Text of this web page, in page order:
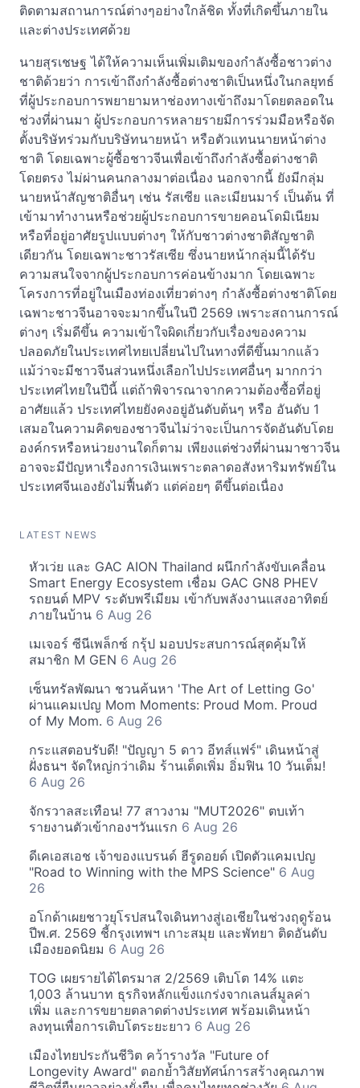
ติดตามสถานการณ์ต่างๆอย่างใกล้ชิด ทั้งที่เกิดขึ้นภายใน
และต่างประเทศด้วย
นายสุรเชษฐ ได้ให้ความเห็นเพิ่มเติมของกำลังซื้อชาวต่าง
ชาติด้วยว่า การเข้าถึงกำลังซื้อต่างชาติเป็นหนึ่งในกลยุทธ์
ที่ผู้ประกอบการพยายามหาช่องทางเข้าถึงมาโดยตลอดใน
ช่วงที่ผ่านมา ผู้ประกอบการหลายรายมีการร่วมมือหรือจัด
ตั้งบริษัทร่วมกับบริษัทนายหน้า หรือตัวแทนนายหน้าต่าง
ชาติ โดยเฉพาะผู้ซื้อชาวจีนเพื่อเข้าถึงกำลังซื้อต่างชาติ
โดยตรง ไม่ผ่านคนกลางมาต่อเนื่อง นอกจากนี้ ยังมีกลุ่ม
นายหน้าสัญชาติอื่นๆ เช่น รัสเซีย และเมียนมาร์ เป็นต้น ที่
เข้ามาทำงานหรือช่วยผู้ประกอบการขายคอนโดมิเนียม
หรือที่อยู่อาศัยรูปแบบต่างๆ ให้กับชาวต่างชาติสัญชาติ
เดียวกัน โดยเฉพาะชาวรัสเซีย ซึ่งนายหน้ากลุ่มนี้ได้รับ
ความสนใจจากผู้ประกอบการค่อนข้างมาก โดยเฉพาะ
โครงการที่อยู่ในเมืองท่องเที่ยวต่างๆ กำลังซื้อต่างชาติโดย
เฉพาะชาวจีนอาจจะมากขึ้นในปี 2569 เพราะสถานการณ์
ต่างๆ เริ่มดีขึ้น ความเข้าใจผิดเกี่ยวกับเรื่องของความ
ปลอดภัยในประเทศไทยเปลี่ยนไปในทางที่ดีขึ้นมากแล้ว
แม้ว่าจะมีชาวจีนส่วนหนึ่งเลือกไปประเทศอื่นๆ มากกว่า
ประเทศไทยในปีนี้ แต่ถ้าพิจารณาจากความต้องซื้อที่อยู่
อาศัยแล้ว ประเทศไทยยังคงอยู่อันดับต้นๆ หรือ อันดับ 1
เสมอในความคิดของชาวจีนไม่ว่าจะเป็นการจัดอันดับโดย
องค์กรหรือหน่วยงานใดก็ตาม เพียงแต่ช่วงที่ผ่านมาชาวจีน
อาจจะมีปัญหาเรื่องการเงินเพราะตลาดอสังหาริมทรัพย์ใน
ประเทศจีนเองยังไม่ฟื้นตัว แต่ค่อยๆ ดีขึ้นต่อเนื่อง
LATEST NEWS
หัวเว่ย และ GAC AION Thailand ผนึกกำลังขับเคลื่อน
Smart Energy Ecosystem เชื่อม GAC GN8 PHEV
รถยนต์ MPV ระดับพรีเมียม เข้ากับพลังงานแสงอาทิตย์
ภายในบ้าน 6 Aug 26
เมเจอร์ ซีนีเพล็กซ์ กรุ้ป มอบประสบการณ์สุดคุ้มให้
สมาชิก M GEN 6 Aug 26
เซ็นทรัลพัฒนา ชวนค้นหา 'The Art of Letting Go'
ผ่านแคมเปญ Mom Moments: Proud Mom. Proud
of My Mom. 6 Aug 26
กระแสตอบรับดี! "ปัญญา 5 ดาว อีทส์แฟร์" เดินหน้าสู่
ฝั่งธนฯ จัดใหญ่กว่าเดิม ร้านเด็ดเพิ่ม อิ่มฟิน 10 วันเต็ม!
6 Aug 26
จักรวาลสะเทือน! 77 สาวงาม "MUT2026" ตบเท้า
รายงานตัวเข้ากองฯวันแรก 6 Aug 26
ดีเคเอสเอช เจ้าของแบรนด์ ฮีรูดอยด์ เปิดตัวแคมเปญ
"Road to Winning with the MPS Science" 6 Aug
26
อโกด้าเผยชาวยุโรปสนใจเดินทางสู่เอเชียในช่วงฤดูร้อน
ปีพ.ศ. 2569 ชี้กรุงเทพฯ เกาะสมุย และพัทยา ติดอันดับ
เมืองยอดนิยม 6 Aug 26
TOG เผยรายได้ไตรมาส 2/2569 เติบโต 14% แตะ
1,003 ล้านบาท ธุรกิจหลักแข็งแกร่งจากเลนส์มูลค่า
เพิ่ม และการขยายตลาดต่างประเทศ พร้อมเดินหน้า
ลงทุนเพื่อการเติบโตระยะยาว 6 Aug 26
เมืองไทยประกันชีวิต คว้ารางวัล "Future of
Longevity Award" ตอกย้ำวิสัยทัศน์การสร้างคุณภาพ